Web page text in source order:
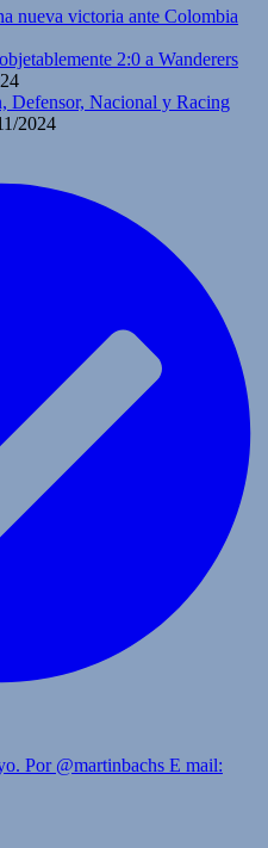
nueva victoria ante Colombia
2:0 a Wanderers
Defensor, Nacional y Racing
2024
Por @martinbachs E mail: